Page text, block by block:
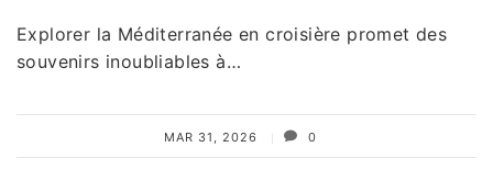
Explorer la Méditerranée en croisière promet des
souvenirs inoubliables à…
MAR 31, 2026 0